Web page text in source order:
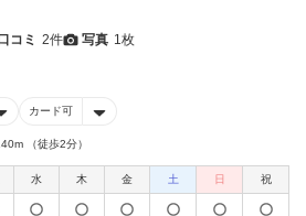
コミ 2件 写真 1枚
カード可
（徒歩2分）
水 木 金 土 日 祝